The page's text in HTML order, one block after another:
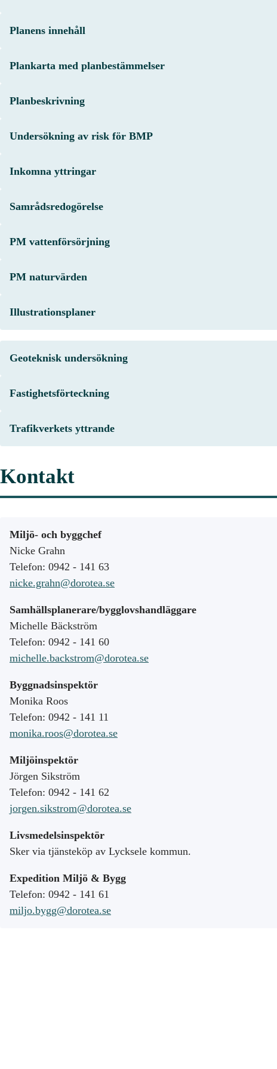
Planens innehåll
Plankarta med planbestämmelser
Planbeskrivning
Undersökning av risk för BMP
Inkomna yttringar
Samrådsredogörelse
PM vattenförsörjning
PM naturvärden
Illustrationsplaner
Geoteknisk undersökning
Fastighetsförteckning
Trafikverkets yttrande
Kontakt
Miljö- och byggchef
Nicke Grahn
Telefon: 0942 - 141 63
nicke.grahn@dorotea.se
Samhällsplanerare/bygglovshandläggare
Michelle Bäckström
Telefon: 0942 - 141 60
michelle.backstrom@dorotea.se
Byggnadsinspektör
Monika Roos
Telefon: 0942 - 141 11
monika.roos@dorotea.se
Miljöinspektör
Jörgen Sikström
Telefon: 0942 - 141 62
jorgen.sikstrom@dorotea.se
Livsmedelsinspektör
Sker via tjänsteköp av Lycksele kommun.
Expedition Miljö & Bygg
Telefon: 0942 - 141 61
miljo.bygg@dorotea.se